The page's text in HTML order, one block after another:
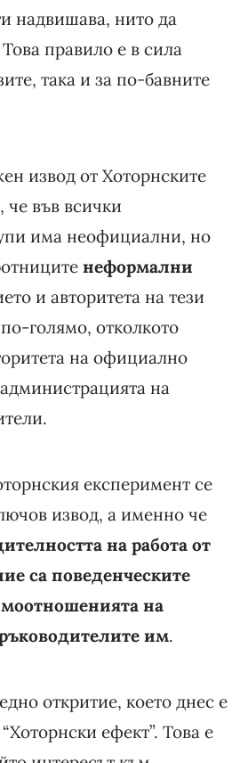
надвишава, нито да
Това правило е в сила
така и за по-бавните
извод от Хоторнските
че във всички
има неофициални, но
неформални
и авторитета на тези
голямо, отколкото
на официално
на
експеримент се
извод, а именно че
на работа от
са поведенческите
на
им.
откритие, което днес е
ефект”. Това е